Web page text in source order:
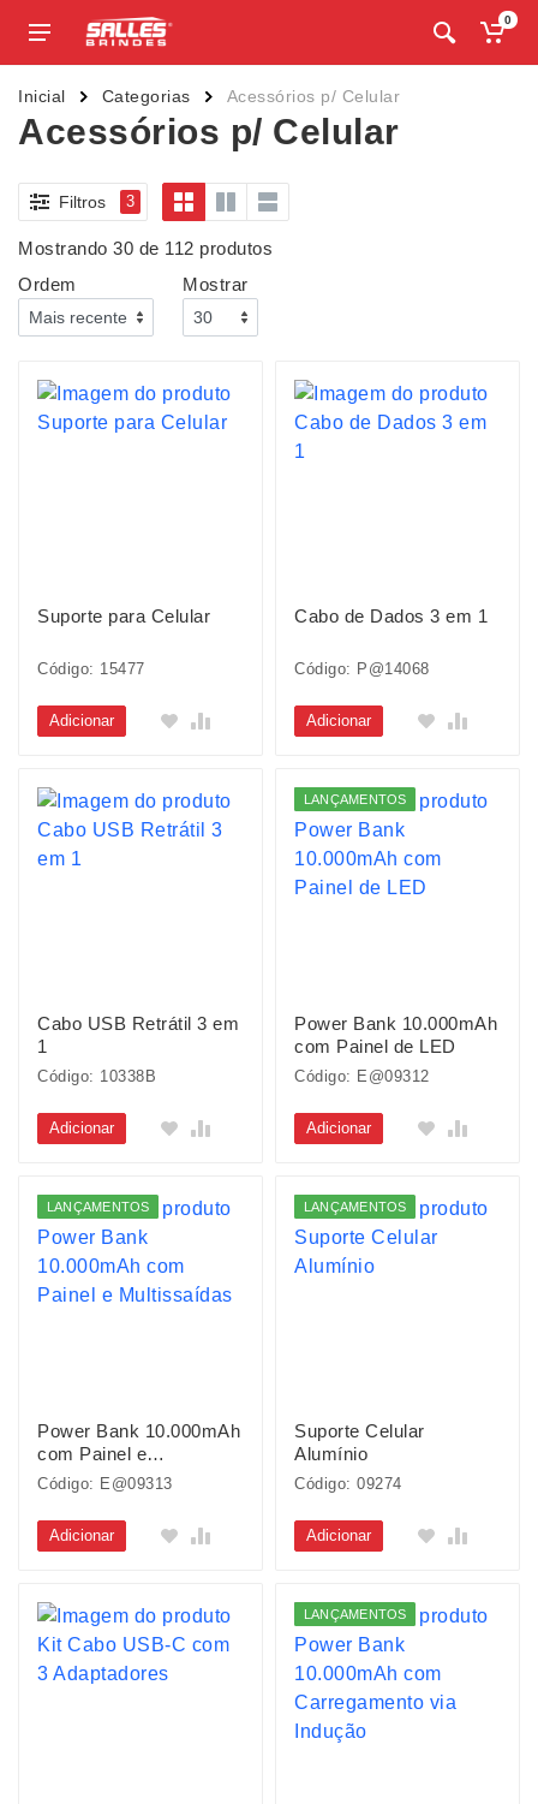
0
Inicial Categorias Acessórios p/ Celular
Acessórios p/ Celular
Filtros 3
Mostrando 30 de 112 produtos
Ordem
Mostrar
Suporte para Celular
Código: 15477
Adicionar
Cabo de Dados 3 em 1
Código: P@14068
Adicionar
Cabo USB Retrátil 3 em
1
Código: 10338B
Adicionar
LANÇAMENTOS
Power Bank 10.000mAh
com Painel de LED
Código: E@09312
Adicionar
LANÇAMENTOS
Power Bank 10.000mAh
com Painel e
Multissaídas
Código: E@09313
Adicionar
LANÇAMENTOS
Suporte Celular
Alumínio
Código: 09274
Adicionar
LANÇAMENTOS